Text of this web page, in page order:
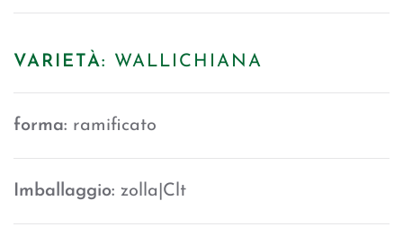
VARIETÀ: WALLICHIANA
forma: ramificato
Imballaggio: zolla|Clt